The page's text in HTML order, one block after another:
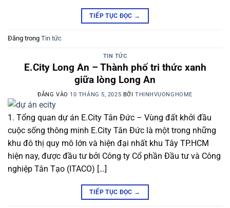
TIẾP TỤC ĐỌC →
Đăng trong Tin tức
TIN TỨC
E.City Long An – Thành phố tri thức xanh
giữa lòng Long An
ĐĂNG VÀO 10 THÁNG 5, 2025 BỞI THINHVUONGHOME
1. Tổng quan dự án E.City Tân Đức – Vùng đất khởi đầu
cuộc sống thông minh E.City Tân Đức là một trong những
khu đô thị quy mô lớn và hiện đại nhất khu Tây TP.HCM
hiện nay, được đầu tư bởi Công ty Cổ phần Đầu tư và Công
nghiệp Tân Tạo (ITACO) […]
TIẾP TỤC ĐỌC →